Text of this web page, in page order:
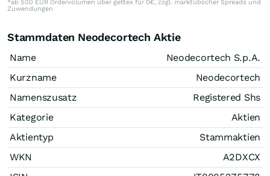
*ab 500 EUR Ordervolumen über gettex für 0€, zzgl. marktüblicher Spreads und
Zuwendungen
Stammdaten Neodecortech Aktie
Name
Neodecortech S.p.A.
Kurzname
Neodecortech
Namenszusatz
Registered Shs
Kategorie
Aktien
Aktientyp
Stammaktien
WKN
A2DXCX